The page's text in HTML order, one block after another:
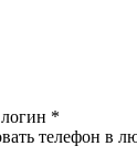
*
телефон в